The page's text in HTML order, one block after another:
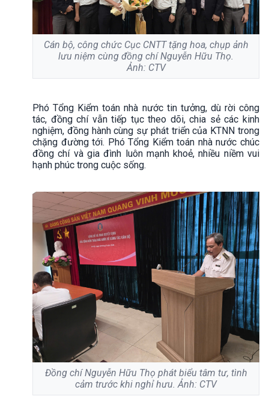
Cán bộ, công chức Cục CNTT tặng hoa, chụp ảnh
lưu niệm cùng đồng chí Nguyễn Hữu Thọ.
Ảnh: CTV
Phó Tổng Kiểm toán nhà nước tin tưởng, dù rời công
tác, đồng chí vẫn tiếp tục theo dõi, chia sẻ các kinh
nghiệm, đồng hành cùng sự phát triển của KTNN trong
chặng đường tới. Phó Tổng Kiểm toán nhà nước chúc
đồng chí và gia đình luôn mạnh khoẻ, nhiều niềm vui
hạnh phúc trong cuộc sống.
Đồng chí Nguyễn Hữu Thọ phát biểu tâm tư, tình
cảm trước khi nghỉ hưu. Ảnh: CTV